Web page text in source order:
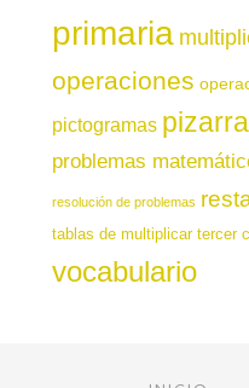
primaria
operaciones
pictogramas
problemas
resolución de problemas
tablas de multiplicar tercer
vocabulario